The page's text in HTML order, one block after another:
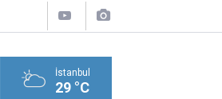
İstanbul
29 °C